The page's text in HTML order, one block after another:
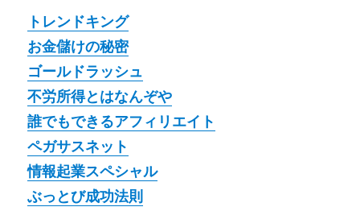
トレンドキング
お金儲けの秘密
ゴールドラッシュ
不労所得とはなんぞや
誰でもできるアフィリエイト
ペガサスネット
情報起業スペシャル
ぶっとび成功法則